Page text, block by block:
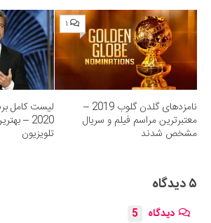
۱
نامزدهای گلدن گلوب 2019 –
معتبرترین مراسم فیلم و سریال
مشخص شدند
لیست کامل
2020 –
تلویزیون
۵ دیدگاه
دیدگاه 5